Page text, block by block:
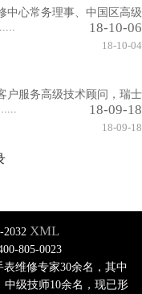
中心常务理事、中国区高级
18-10-06
18-10-04
户服务高级技术顾问，瑞士
18-09-18
18-09-18
2032 XML
805-0023
维修专家30余名，其中
级技师10余名，现已形